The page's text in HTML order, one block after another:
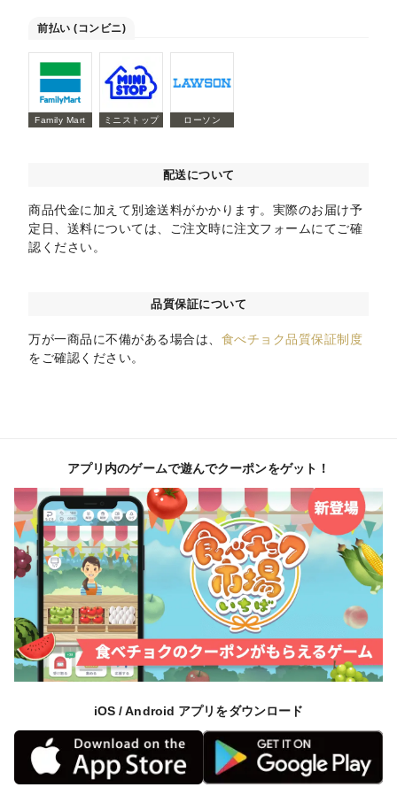
前払い (コンビニ)
Family Mart ミニストップ ローソン
配送について
商品代金に加えて別途送料がかかります。実際のお届け予
定日、送料については、ご注文時に注文フォームにてご確
認ください。
品質保証について
万が一商品に不備がある場合は、 食べチョク品質保証制度
をご確認ください。
アプリ内のゲームで遊んでクーポンをゲット！
iOS / Android アプリをダウンロード